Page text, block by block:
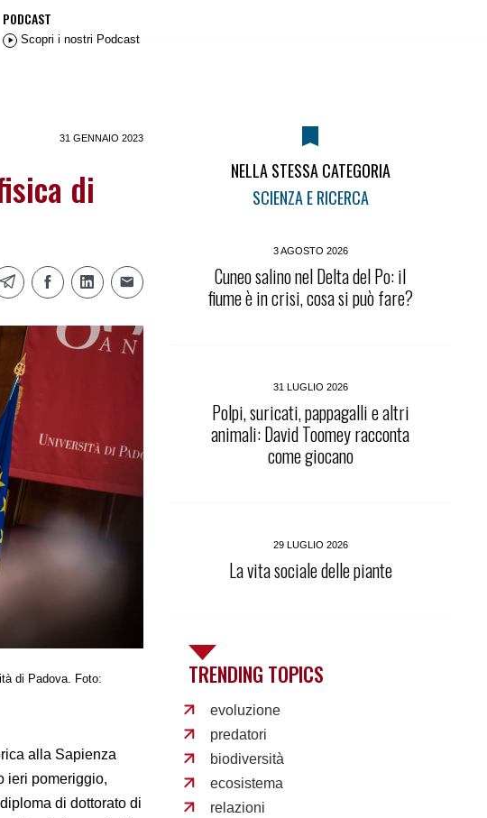
PODCAST
Scopri i nostri Podcast
31 GENNAIO 2023
di
di Padova. Foto:
alla Sapienza
ieri pomeriggio,
di dottorato di
NELLA STESSA CATEGORIA
SCIENZA E RICERCA
3 AGOSTO 2026
Cuneo salino nel Delta del Po: il
fiume è in crisi, cosa si può fare?
31 LUGLIO 2026
Polpi, suricati, pappagalli e altri
animali: David Toomey racconta
come giocano
29 LUGLIO 2026
La vita sociale delle piante
TRENDING TOPICS
evoluzione
predatori
biodiversità
ecosistema
relazioni